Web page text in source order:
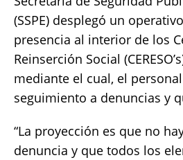
o
k
p k
(SSPE) desplegó un
presencia al interior de los
Reinserción Social
mediante el cual, el
seguimiento a denuncias y
“La proyección es que no
denuncia y que todos los